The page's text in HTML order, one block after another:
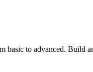
to advanced. Build